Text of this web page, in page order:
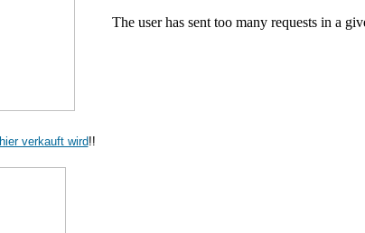
hier verkauft wird!!